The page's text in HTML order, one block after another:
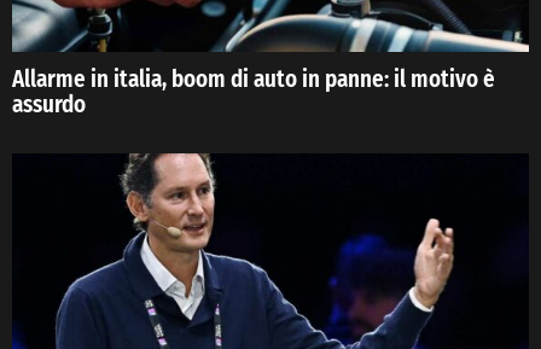
Allarme in italia, boom di auto in panne: il motivo è
assurdo